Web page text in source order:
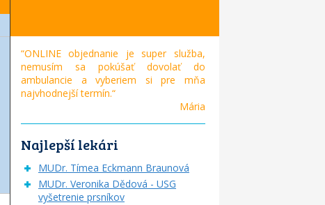
“ONLINE objednanie je super služba,
nemusím sa pokúšať dovolať do
ambulancie a vyberiem si pre mňa
najvhodnejší termín.“
Mária
Najlepší lekári
MUDr. Tímea Eckmann Braunová
MUDr. Veronika Dědová - USG
vyšetrenie prsníkov